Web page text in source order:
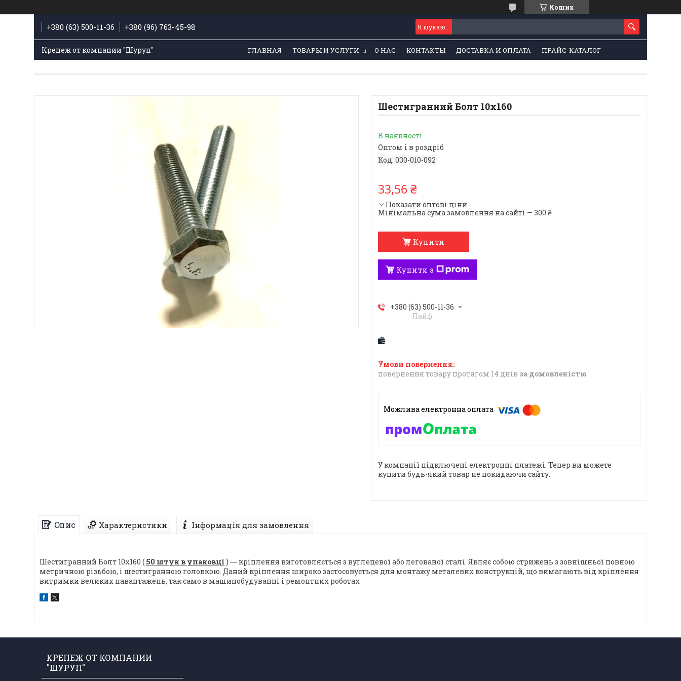
Кошик
+380 (63) 500-11-36 +380 (96) 763-45-98
Крепеж от компании "Шуруп" ГЛАВНАЯ ТОВАРЫ И УСЛУГИ О НАС КОНТАКТЫ ДОСТАВКА И ОПЛАТА ПРАЙС-КАТАЛОГ
Шестигранний Болт 10х160
В наявності
Оптом і в роздріб
Код: 030-010-092
33,56 ₴
Показати оптові ціни
Мінімальна сума замовлення на сайті — 300 ₴
Купити
Купити з
+380 (63) 500-11-36
Лайф
повернення товару протягом 14 днів за домовленістю
У компанії підключені електронні платежі. Тепер ви можете
купити будь-який товар не покидаючи сайту.
Опис Характеристики Інформація для замовлення
Шестигранний Болт 10х160 (50 штук в упаковці ) ― кріплення виготовляється з вуглецевої або легованої сталі. Являє собою стрижень з зовнішньої повною
метричною різьбою, і шестигранною головкою. Даний кріплення широко застосовується для монтажу металевих конструкцій, що вимагають від кріплення
витримки великих навантажень, так само в машинобудуванні і ремонтних роботах
КРЕПЕЖ ОТ КОМПАНИИ
"ШУРУП"